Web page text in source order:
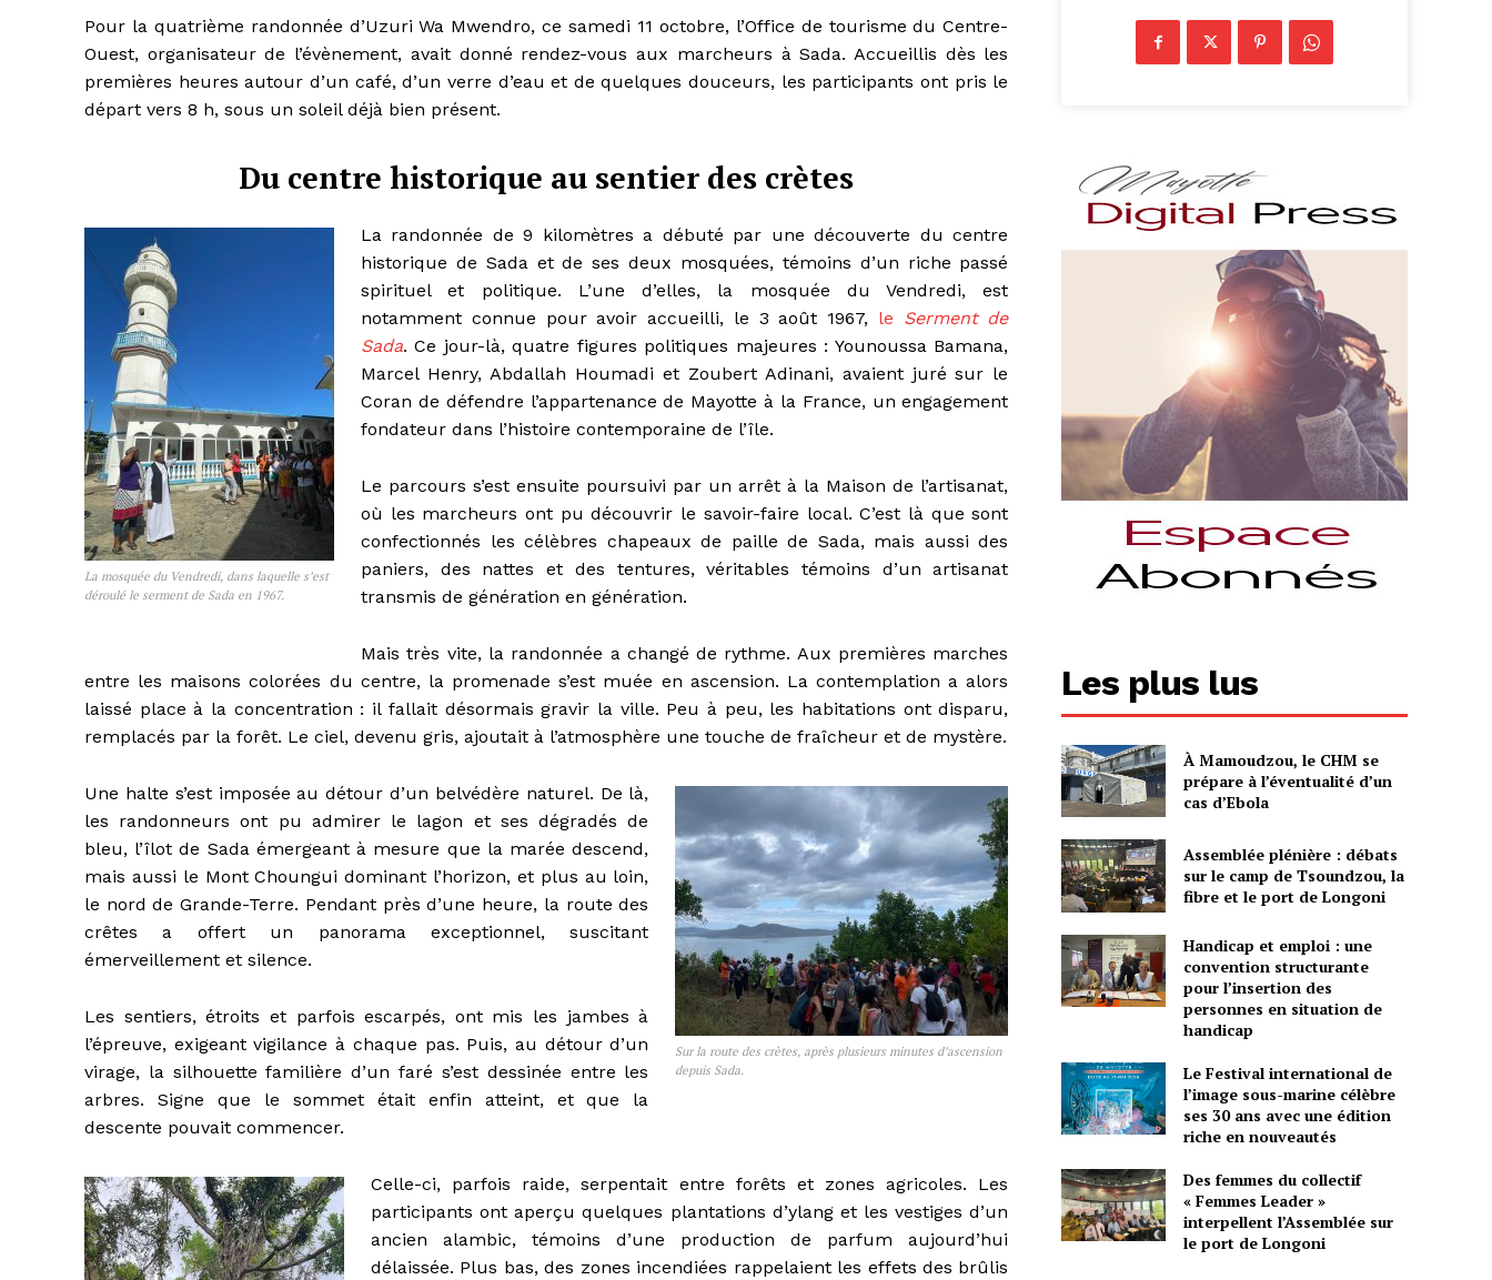
Pour la quatrième randonnée d’Uzuri Wa Mwendro, ce samedi 11 octobre, l’Office de tourisme du Centre-
Ouest, organisateur de l’évènement, avait donné rendez-vous aux marcheurs à Sada. Accueillis dès les
premières heures autour d’un café, d’un verre d’eau et de quelques douceurs, les participants ont pris le
départ vers 8 h, sous un soleil déjà bien présent.
Du centre historique au sentier des crètes
La mosquée du Vendredi, dans laquelle s’est
déroulé le serment de Sada en 1967.
La randonnée de 9 kilomètres a débuté par une découverte du centre
historique de Sada et de ses deux mosquées, témoins d’un riche passé
spirituel et politique. L’une d’elles, la mosquée du Vendredi, est
notamment connue pour avoir accueilli, le 3 août 1967, le Serment de
Sada. Ce jour-là, quatre figures politiques majeures : Younoussa Bamana,
Marcel Henry, Abdallah Houmadi et Zoubert Adinani, avaient juré sur le
Coran de défendre l’appartenance de Mayotte à la France, un engagement
fondateur dans l’histoire contemporaine de l’île.
Le parcours s’est ensuite poursuivi par un arrêt à la Maison de l’artisanat,
où les marcheurs ont pu découvrir le savoir-faire local. C’est là que sont
confectionnés les célèbres chapeaux de paille de Sada, mais aussi des
paniers, des nattes et des tentures, véritables témoins d’un artisanat
transmis de génération en génération.
Mais très vite, la randonnée a changé de rythme. Aux premières marches
entre les maisons colorées du centre, la promenade s’est muée en ascension. La contemplation a alors
laissé place à la concentration : il fallait désormais gravir la ville. Peu à peu, les habitations ont disparu,
remplacés par la forêt. Le ciel, devenu gris, ajoutait à l’atmosphère une touche de fraîcheur et de mystère.
Sur la route des crètes, après plusieurs minutes d’ascension
depuis Sada.
Une halte s’est imposée au détour d’un belvédère naturel. De là,
les randonneurs ont pu admirer le lagon et ses dégradés de
bleu, l’îlot de Sada émergeant à mesure que la marée descend,
mais aussi le Mont Choungui dominant l’horizon, et plus au loin,
le nord de Grande-Terre. Pendant près d’une heure, la route des
crêtes a offert un panorama exceptionnel, suscitant
émerveillement et silence.
Les sentiers, étroits et parfois escarpés, ont mis les jambes à
l’épreuve, exigeant vigilance à chaque pas. Puis, au détour d’un
virage, la silhouette familière d’un faré s’est dessinée entre les
arbres. Signe que le sommet était enfin atteint, et que la
descente pouvait commencer.
Celle-ci, parfois raide, serpentait entre forêts et zones agricoles. Les
participants ont aperçu quelques plantations d’ylang et les vestiges d’un
ancien alambic, témoins d’une production de parfum aujourd’hui
délaissée. Plus bas, des zones incendiées rappelaient les effets des brûlis
Les plus lus
À Mamoudzou, le CHM se
prépare à l’éventualité d’un
cas d’Ebola
Assemblée plénière : débats
sur le camp de Tsoundzou, la
fibre et le port de Longoni
Handicap et emploi : une
convention structurante
pour l’insertion des
personnes en situation de
handicap
Le Festival international de
l’image sous-marine célèbre
ses 30 ans avec une édition
riche en nouveautés
Des femmes du collectif
« Femmes Leader »
interpellent l’Assemblée sur
le port de Longoni